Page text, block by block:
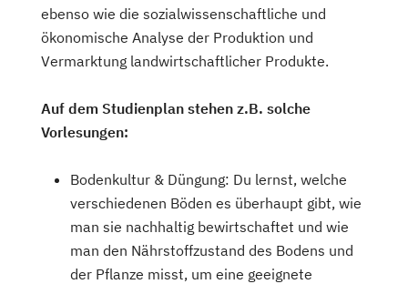
ebenso wie die sozialwissenschaftliche und
ökonomische Analyse der Produktion und
Vermarktung landwirtschaftlicher Produkte.
Auf dem Studienplan stehen z.B. solche
Vorlesungen:
Bodenkultur & Düngung: Du lernst, welche
verschiedenen Böden es überhaupt gibt, wie
man sie nachhaltig bewirtschaftet und wie
man den Nährstoffzustand des Bodens und
der Pflanze misst, um eine geeignete